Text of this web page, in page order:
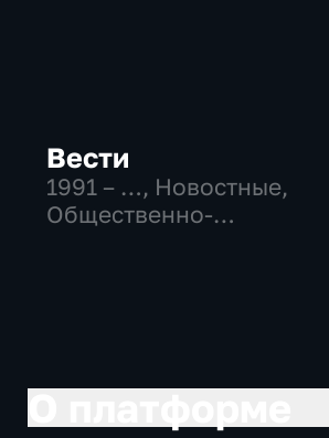
Вести
1991 – …, Новостные,
Общественно-